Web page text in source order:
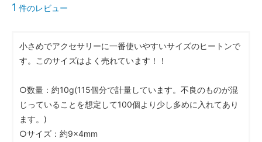
1 件のレビュー
小さめでアクセサリーに一番使いやすいサイズのヒートンで
す。このサイズはよく売れています！！
○数量：約10g(115個分で計量しています。不良のものが混
じっていることを想定して100個より少し多めに入れてあり
ます。)
○サイズ：約9×4mm